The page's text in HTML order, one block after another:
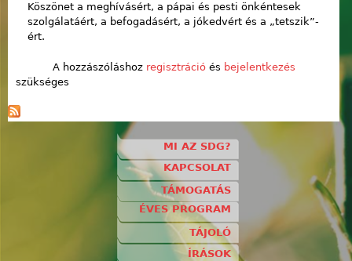
Köszönet a meghívásért, a pápai és pesti önkéntesek
szolgálatáért, a befogadásért, a jókedvért és a „tetszik”-
ért.
A hozzászóláshoz regisztrációés bejelentkezés
szükséges
MI AZ SDG?
KAPCSOLAT
TÁMOGATÁS
ÉVES PROGRAM
TÁJOLÓ
ÍRÁSOK